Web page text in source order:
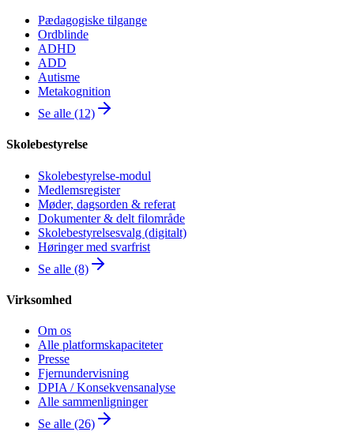
Pædagogiske tilgange
Ordblinde
ADHD
ADD
Autisme
Metakognition
Se alle (12)
Skolebestyrelse
Skolebestyrelse-modul
Medlemsregister
Møder, dagsorden & referat
Dokumenter & delt filområde
Skolebestyrelsesvalg (digitalt)
Høringer med svarfrist
Se alle (8)
Virksomhed
Om os
Alle platformskapaciteter
Presse
Fjernundervisning
DPIA / Konsekvensanalyse
Alle sammenligninger
Se alle (26)